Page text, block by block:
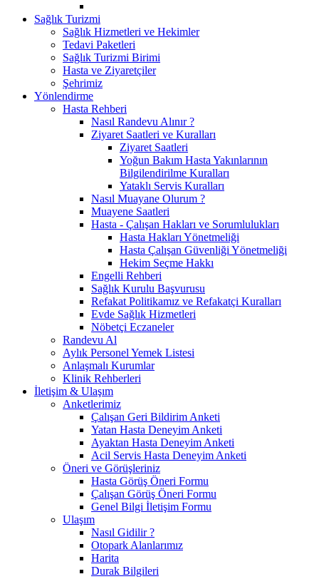
Sağlık Turizmi
Sağlık Hizmetleri ve Hekimler
Tedavi Paketleri
Sağlık Turizmi Birimi
Hasta ve Ziyaretçiler
Şehrimiz
Yönlendirme
Hasta Rehberi
Nasıl Randevu Alınır ?
Ziyaret Saatleri ve Kuralları
Ziyaret Saatleri
Yoğun Bakım Hasta Yakınlarının
Bilgilendirilme Kuralları
Yataklı Servis Kuralları
Nasıl Muayane Olurum ?
Muayene Saatleri
Hasta - Çalışan Hakları ve Sorumlulukları
Hasta Hakları Yönetmeliği
Hasta Çalışan Güvenliği Yönetmeliği
Hekim Seçme Hakkı
Engelli Rehberi
Sağlık Kurulu Başvurusu
Refakat Politikamız ve Refakatçi Kuralları
Evde Sağlık Hizmetleri
Nöbetçi Eczaneler
Randevu Al
Aylık Personel Yemek Listesi
Anlaşmalı Kurumlar
Klinik Rehberleri
İletişim & Ulaşım
Anketlerimiz
Çalışan Geri Bildirim Anketi
Yatan Hasta Deneyim Anketi
Ayaktan Hasta Deneyim Anketi
Acil Servis Hasta Deneyim Anketi
Öneri ve Görüşleriniz
Hasta Görüş Öneri Formu
Çalışan Görüş Öneri Formu
Genel Bilgi İletişim Formu
Ulaşım
Nasıl Gidilir ?
Otopark Alanlarımız
Harita
Durak Bilgileri